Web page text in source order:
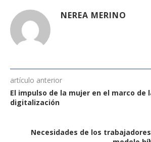
NEREA MERINO
artículo anterior
El impulso de la mujer en el marco de
digitalización
Necesidades de los